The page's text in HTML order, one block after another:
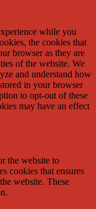
while you
the cookies that
browser as they are
of the website. We
and understand how
in your browser
to opt-out of these
may have an effect
the website to
cookies that ensures
website. These